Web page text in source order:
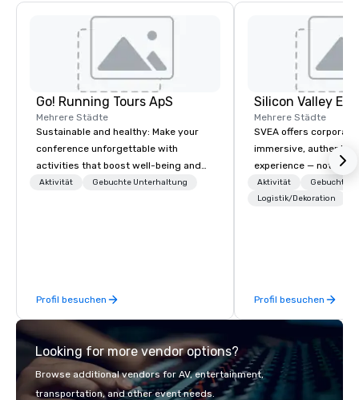
Go! Running Tours ApS
Mehrere Städte
Sustainable and healthy: Make your
conference unforgettable with
activities that boost well-being and
lower carbon footprints. Explore the
Aktivität Gebuchte Unterhaltung
Profil besuchen
Mehrere Städte
SVEA offers
immersive, authentic
experience — not a
transformation. We
facilitate custom
offsites. Whether
think like a Silicon
world's fastest-
or walk away with a
innovation playbook,
Aktivität
Gebuchte
Logistik/Dekoration
Profil besuchen
Looking for more vendor options?
Browse additional vendors for AV, entertainment,
transportation, and other event needs.